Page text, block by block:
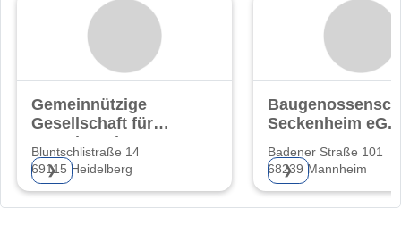
Gemeinnützige
Gesellschaft für
Grund- und
Bluntschlistraße 14
69115 Heidelberg
❯
Seckenheim eG.
Badener Straße 101
68239 Mannheim
❯